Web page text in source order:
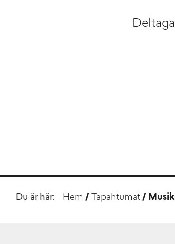
Du är här: Hem / Tapahtumat /